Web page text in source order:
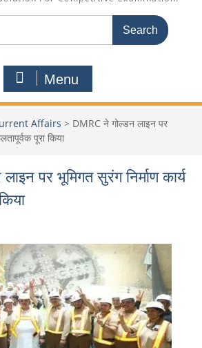
Menu
Affairs > DMRC ने गोल्डन लाइन पर
पूरा किया
पर भूमिगत सुरंग निर्माण कार्य